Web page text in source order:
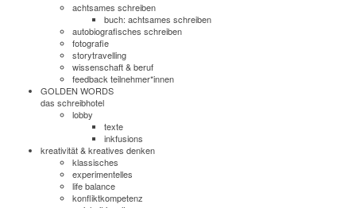
achtsames schreiben
buch: achtsames schreiben
autobiografisches schreiben
fotografie
storytravelling
wissenschaft & beruf
feedback teilnehmer*innen
GOLDEN WORDS
das schreibhotel
lobby
texte
inkfusions
kreativität & kreatives denken
klassisches
experimentelles
life balance
konfliktkompetenz